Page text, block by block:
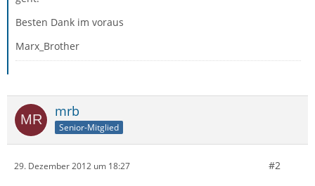
Besten Dank im voraus
Marx_Brother
mrb
Senior-Mitglied
29. Dezember 2012 um 18:27 #2